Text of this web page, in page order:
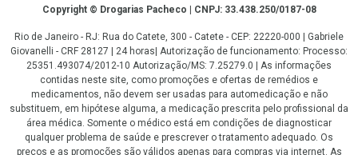
CopyrightCopyright © Drogarias Pacheco | CNPJ: 33.438.250/0187-08
Rio de Janeiro - RJ: Rua do Catete, 300 - Catete - CEP: 22220-000 | Gabriele
Giovanelli - CRF 28127 | 24 horas| Autorização de funcionamento: Processo:
25351.493074/2012-10 Autorização/MS: 7.25279.0 | As informações
contidas neste site, como promoções e ofertas de remédios e
medicamentos, não devem ser usadas para automedicação e não
substituem, em hipótese alguma, a medicação prescrita pelo profissional da
área médica. Somente o médico está em condições de diagnosticar
qualquer problema de saúde e prescrever o tratamento adequado. Os
preços e as promoções são válidos apenas para compras via internet. As